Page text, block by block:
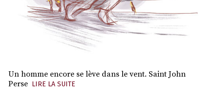
Un homme encore se lève dans le vent. Saint John
Perse LIRE LA SUITE